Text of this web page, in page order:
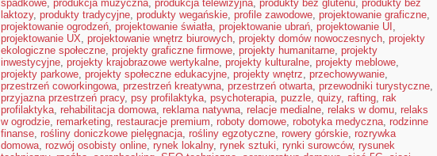
spadkowe, produkcja muzyczna, produkcja telewizyjna, produkty bez glutenu, produkty bez
laktozy, produkty tradycyjne, produkty wegańskie, profile zawodowe, projektowanie graficzne,
projektowanie ogrodzeń, projektowanie światła, projektowanie ubrań, projektowanie UI ,
projektowanie UX, projektowanie wnętrz biurowych, projekty domów nowoczesnych, projekty
ekologiczne społeczne, projekty graficzne firmowe, projekty humanitarne, projekty
inwestycyjne, projekty krajobrazowe wertykalne, projekty kulturalne, projekty meblowe,
projekty parkowe, projekty społeczne edukacyjne, projekty wnętrz, przechowywanie,
przestrzeń coworkingowa, przestrzeń kreatywna, przestrzeń otwarta, przewodniki turystyczne,
przyjazna przestrzeń pracy, psy profilaktyka, psychoterapia, puzzle, quizy, rafting, rak
profilaktyka, rehabilitacja domowa, reklama natywna, relacje medialne, relaks w domu, relaks
w ogrodzie, remarketing, restauracje premium, roboty domowe, robotyka medyczna, rodzinne
finanse, rośliny doniczkowe pielęgnacja, rośliny egzotyczne, rowery górskie, rozrywka
domowa, rozwój osobisty online, rynek lokalny, rynek sztuki, rynki surowców, rysunek